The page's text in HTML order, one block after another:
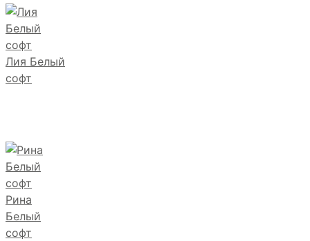
Лия Белый
софт
Рина
Белый
софт